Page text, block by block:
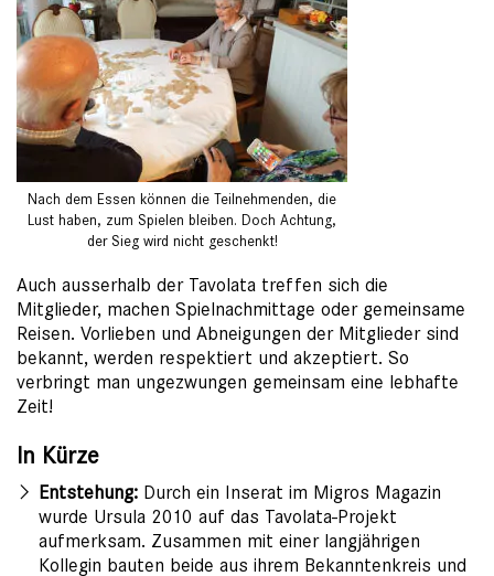
Nach dem Essen können die Teilnehmenden, die
Lust haben, zum Spielen bleiben. Doch Achtung,
der Sieg wird nicht geschenkt!
Auch ausserhalb der Tavolata treffen sich die
Mitglieder, machen Spielnachmittage oder gemeinsame
Reisen. Vorlieben und Abneigungen der Mitglieder sind
bekannt, werden respektiert und akzeptiert. So
verbringt man ungezwungen gemeinsam eine lebhafte
Zeit!
In Kürze
Entstehung: Durch ein Inserat im Migros Magazin
wurde Ursula 2010 auf das Tavolata-Projekt
aufmerksam. Zusammen mit einer langjährigen
Kollegin bauten beide aus ihrem Bekanntenkreis und